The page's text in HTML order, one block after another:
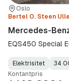
Sted:
Oslo
Forhandler:
Bertel O. Steen
Mercedes-
EQS450 Special
Fuel
Type:
Elektrisitet
Kilometerstand:
34
Model
Year:
Gearbox
Type:
Kontantpris